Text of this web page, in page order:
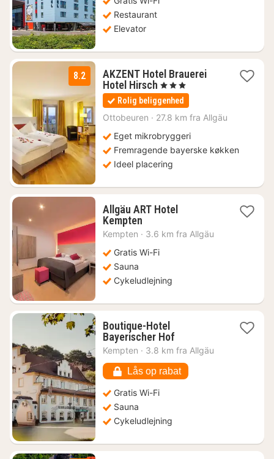
Restaurant
Elevator
8.2
AKZENT Hotel Brauerei
Hotel Hirsch 1
nat
fra
1172
, 3 Stjerner
Rolig beliggenhed
Ottobeuren · 27.8 km fra Allgäu
Eget mikrobryggeri
Fremragende bayerske køkken
Ideel placering
Allgäu ART Hotel
Kempten1
nat
951
Kempten · 3.6 km fra Allgäu
Gratis Wi-Fi
Sauna
Cykeludlejning
Boutique-Hotel
Bayerischer Hof1
nat
1057
kr.
Kempten · 3.8 km fra Allgäu
Lås op rabat
Gratis Wi-Fi
Sauna
Cykeludlejning